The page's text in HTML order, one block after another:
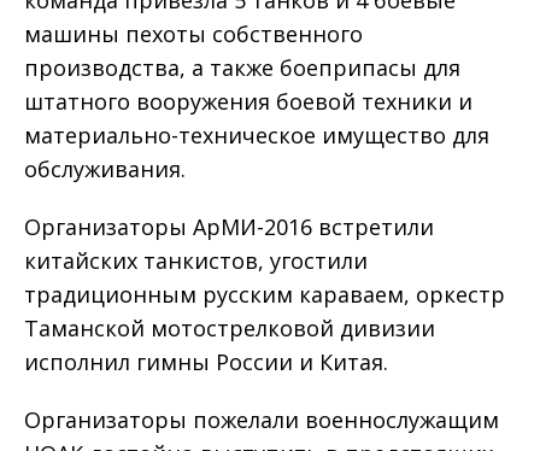
машины пехоты собственного
производства, а также боеприпасы для
штатного вооружения боевой техники и
материально-техническое имущество для
обслуживания.
Организаторы АрМИ-2016 встретили
китайских танкистов, угостили
традиционным русским караваем, оркестр
Таманской мотострелковой дивизии
исполнил гимны России и Китая.
Организаторы пожелали военнослужащим